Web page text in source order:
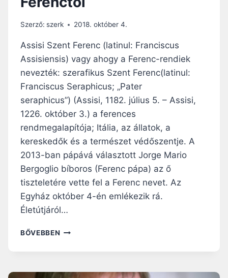
Szerző: szerk 2018. október 4.
Assisi Szent Ferenc (latinul: Franciscus
Assisiensis) vagy ahogy a Ferenc-rendiek
nevezték: szerafikus Szent Ferenc(latinul:
Franciscus Seraphicus; „Pater
seraphicus”) (Assisi, 1182. július 5. – Assisi,
1226. október 3.) a ferences
rendmegalapítója; Itália, az állatok, a
kereskedők és a természet védőszentje. A
2013-ban pápává választott Jorge Mario
Bergoglio bíboros (Ferenc pápa) az ő
tiszteletére vette fel a Ferenc nevet. Az
Egyház október 4-én emlékezik rá.
Életútjáról…
BŐVEBBEN 7
FERENCTŐL